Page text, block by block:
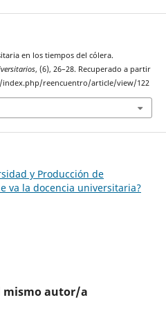
en los tiempos del cólera.
, (6), 26–28. Recuperado a partir
reencuentro/article/view/122
y Producción de
va la docencia universitaria?
mismo autor/a